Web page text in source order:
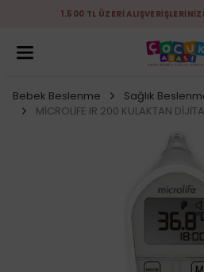
1.500 TL ÜZERİ
Bebek Beslenme
Sağlık
MİCROLİFE IR 200 KULAKTAN